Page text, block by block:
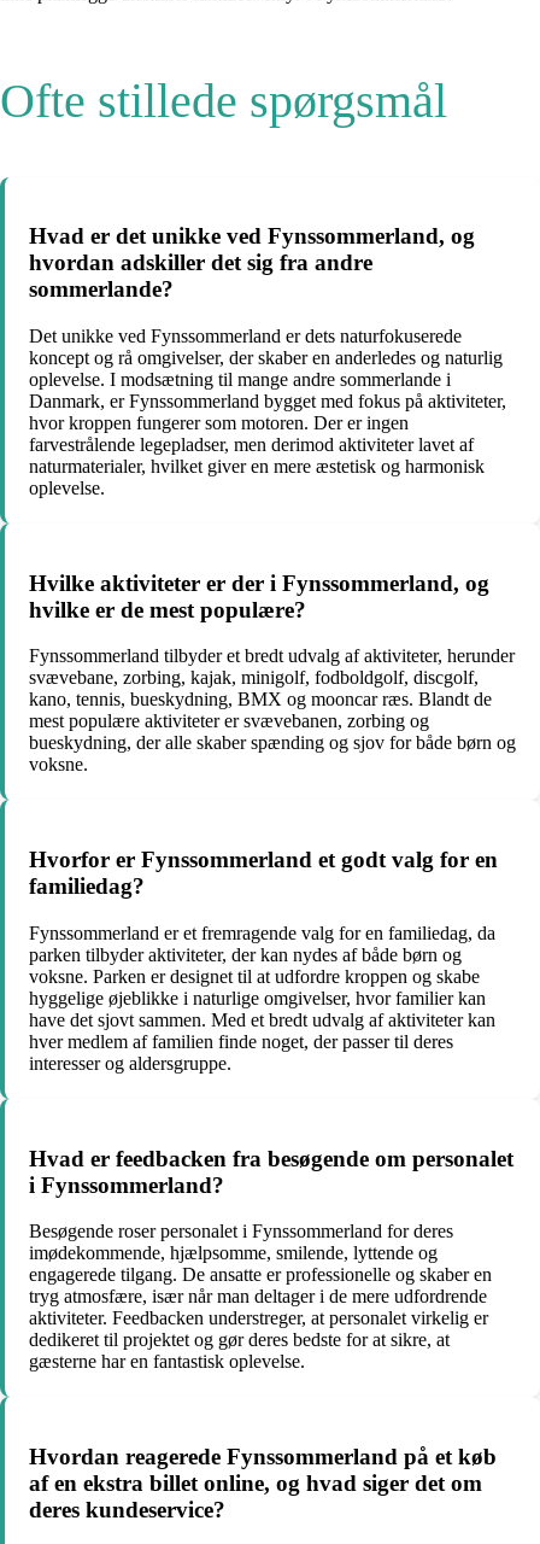
Ofte stillede spørgsmål
Hvad er det unikke ved Fynssommerland, og
hvordan adskiller det sig fra andre
sommerlande?
Det unikke ved Fynssommerland er dets naturfokuserede
koncept og rå omgivelser, der skaber en anderledes og naturlig
oplevelse. I modsætning til mange andre sommerlande i
Danmark, er Fynssommerland bygget med fokus på aktiviteter,
hvor kroppen fungerer som motoren. Der er ingen
farvestrålende legepladser, men derimod aktiviteter lavet af
naturmaterialer, hvilket giver en mere æstetisk og harmonisk
oplevelse.
Hvilke aktiviteter er der i Fynssommerland, og
hvilke er de mest populære?
Fynssommerland tilbyder et bredt udvalg af aktiviteter, herunder
svævebane, zorbing, kajak, minigolf, fodboldgolf, discgolf,
kano, tennis, bueskydning, BMX og mooncar ræs. Blandt de
mest populære aktiviteter er svævebanen, zorbing og
bueskydning, der alle skaber spænding og sjov for både børn og
voksne.
Hvorfor er Fynssommerland et godt valg for en
familiedag?
Fynssommerland er et fremragende valg for en familiedag, da
parken tilbyder aktiviteter, der kan nydes af både børn og
voksne. Parken er designet til at udfordre kroppen og skabe
hyggelige øjeblikke i naturlige omgivelser, hvor familier kan
have det sjovt sammen. Med et bredt udvalg af aktiviteter kan
hver medlem af familien finde noget, der passer til deres
interesser og aldersgruppe.
Hvad er feedbacken fra besøgende om personalet
i Fynssommerland?
Besøgende roser personalet i Fynssommerland for deres
imødekommende, hjælpsomme, smilende, lyttende og
engagerede tilgang. De ansatte er professionelle og skaber en
tryg atmosfære, især når man deltager i de mere udfordrende
aktiviteter. Feedbacken understreger, at personalet virkelig er
dedikeret til projektet og gør deres bedste for at sikre, at
gæsterne har en fantastisk oplevelse.
Hvordan reagerede Fynssommerland på et køb
af en ekstra billet online, og hvad siger det om
deres kundeservice?